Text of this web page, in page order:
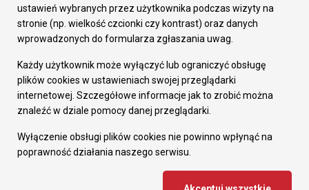
Fundusze europejskie
Środki krajowe
Oferty inwestycyjne
Pozostałe
Deklaracja dostępności
Dane osobowe
Dodaj opinię o witrynie
ustawień wybranych przez użytkownika podczas wizyty na
stronie (np. wielkość czcionki czy kontrast) oraz danych
wprowadzonych do formularza zgłaszania uwag.
Każdy użytkownik może wyłączyć lub ograniczyć obsługę
plików cookies w ustawieniach swojej przeglądarki
internetowej. Szczegółowe informacje jak to zrobić można
znaleźć w dziale pomocy danej przeglądarki.
Wyłączenie obsługi plików cookies nie powinno wpłynąć na
poprawność działania naszego serwisu.